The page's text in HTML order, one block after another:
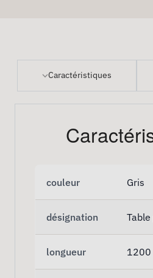
Caractéristiques
couleur Gris
désignation
longueur 1200